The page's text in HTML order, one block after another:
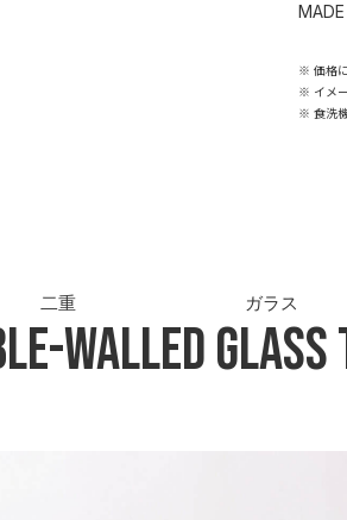
※ 価格に
※ イメ
※ 食洗
Walled
二重
Glass
ガラス